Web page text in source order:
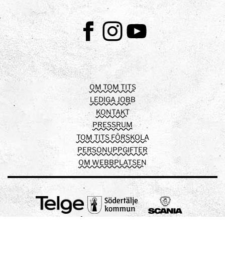
FacebookInstagram
OM TOM TITS
LEDIGA JOBB
KONTAKT
PRESSRUM
TOM TITS FÖRSKOLA
PERSONUPPGIFTER
OM WEBBPLATSEN